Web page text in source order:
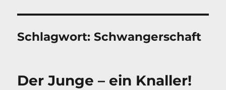
Schlagwort:Schwangerschaft
Der Junge – ein Knaller!